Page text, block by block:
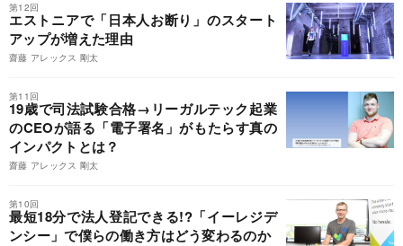
第12回
エストニアで「日本人お断り」のスタート
アップが増えた理由
齋藤 アレックス 剛太
第11回
19歳で司法試験合格→リーガルテック起業
のCEOが語る「電子署名」がもたらす真の
インパクトとは？
齋藤 アレックス 剛太
第10回
最短18分で法人登記できる!?「イーレジデ
ンシー」で僕らの働き方はどう変わるのか